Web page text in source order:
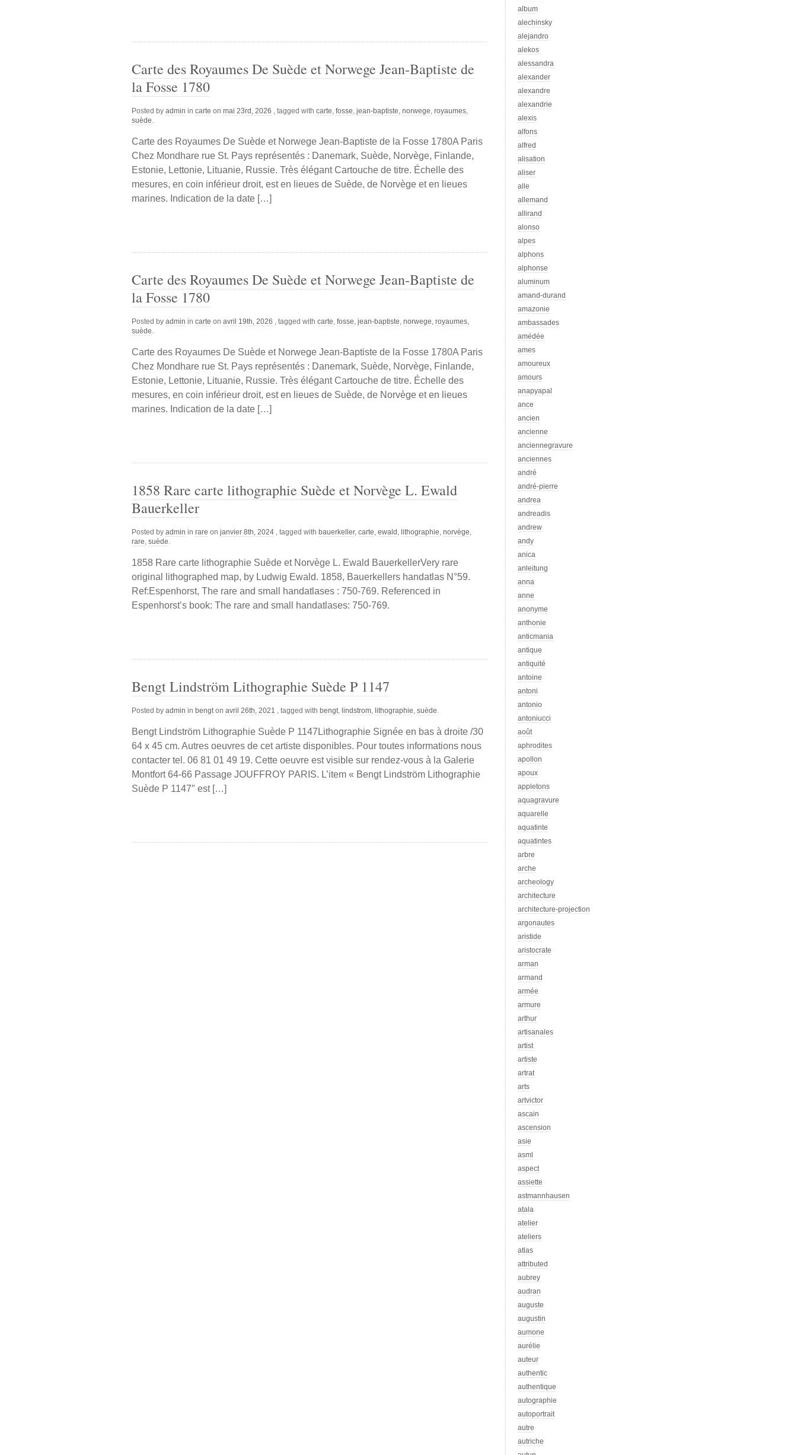
Carte des Royaumes De Suède et Norwege Jean-Baptiste de
la Fosse 1780
Posted by admin in carte on mai 23rd, 2026 , tagged with carte, fosse, jean-baptiste, norwege, royaumes,
suède.
Carte des Royaumes De Suède et Norwege Jean-Baptiste de la Fosse 1780A Paris
Chez Mondhare rue St. Pays représentés : Danemark, Suède, Norvège, Finlande,
Estonie, Lettonie, Lituanie, Russie. Très élégant Cartouche de titre. Échelle des
mesures, en coin inférieur droit, est en lieues de Suède, de Norvège et en lieues
marines. Indication de la date […]
Carte des Royaumes De Suède et Norwege Jean-Baptiste de
la Fosse 1780
Posted by admin in carte on avril 19th, 2026 , tagged with carte, fosse, jean-baptiste, norwege, royaumes,
suède.
Carte des Royaumes De Suède et Norwege Jean-Baptiste de la Fosse 1780A Paris
Chez Mondhare rue St. Pays représentés : Danemark, Suède, Norvège, Finlande,
Estonie, Lettonie, Lituanie, Russie. Très élégant Cartouche de titre. Échelle des
mesures, en coin inférieur droit, est en lieues de Suède, de Norvège et en lieues
marines. Indication de la date […]
1858 Rare carte lithographie Suède et Norvège L. Ewald
Bauerkeller
Posted by admin in rare on janvier 8th, 2024 , tagged with bauerkeller, carte, ewald , lithographie, norvège,
rare, suède.
1858 Rare carte lithographie Suède et Norvège L. Ewald BauerkellerVery rare
original lithographed map, by Ludwig Ewald. 1858, Bauerkellers handatlas N°59.
Ref:Espenhorst, The rare and small handatlases : 750-769. Referenced in
Espenhorst’s book: The rare and small handatlases: 750-769.
Bengt Lindström Lithographie Suède P 1147
Posted by admin in bengt on avril 26th, 2021 , tagged with bengt, lindstrom, lithographie, suède.
Bengt Lindström Lithographie Suède P 1147Lithographie Signée en bas à droite /30
64 x 45 cm. Autres oeuvres de cet artiste disponibles. Pour toutes informations nous
contacter tel. 06 81 01 49 19. Cette oeuvre est visible sur rendez-vous à la Galerie
Montfort 64-66 Passage JOUFFROY PARIS. L’item « Bengt Lindström Lithographie
Suède P 1147″ est […]
album
alechinsky
alejandro
alekos
alessandra
alexander
alexandre
alexandrie
alexis
alfons
alfred
alisation
aliser
alle
allemand
allirand
alonso
alpes
alphons
alphonse
aluminum
amand-durand
amazonie
ambassades
amédée
ames
amoureux
amours
anapyapal
ance
ancien
ancienne
anciennegravure
anciennes
andré
andré-pierre
andrea
andreadis
andrew
andy
anica
anleitung
anna
anne
anonyme
anthonie
anticmania
antique
antiquité
antoine
antoni
antonio
antoniucci
août
aphrodites
apollon
apoux
appletons
aquagravure
aquarelle
aquatinte
aquatintes
arbre
arche
archeology
architecture
architecture-projection
argonautes
aristide
aristocrate
arman
armand
armée
armure
arthur
artisanales
artist
artiste
artrat
arts
artvictor
ascain
ascension
asie
asml
aspect
assiette
astmannhausen
atala
atelier
ateliers
atlas
attributed
aubrey
audran
auguste
augustin
aumone
aurélie
auteur
authentic
authentique
autographie
autoportrait
autre
autriche